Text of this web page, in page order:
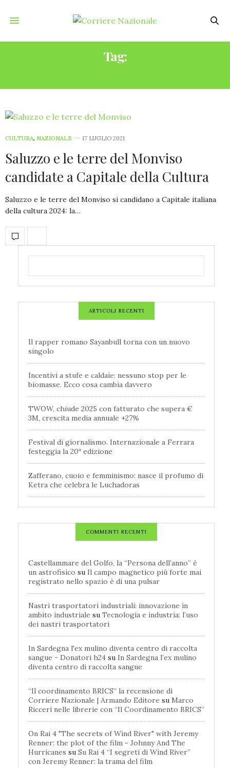
Tag:
CULTURA, NAZIONALE 17 LUGLIO 2021
Saluzzo e le terre del Monviso
candidate a Capitale della Cultura
Saluzzo e le terre del Monviso si candidano a Capitale italiana
della cultura 2024: la…
ARTICOLI RECENTI
Il rapper romano Sayanbull torna con un nuovo
singolo
Incentivi a stufe e caldaie: nessuno stop per le
biomasse. Ecco cosa cambia davvero
TWOW, chiude 2025 con fatturato che supera €
3M, crescita media annuale +27%
Festival di giornalismo. Internazionale a Ferrara
festeggia la 20ª edizione
Zafferano, cuoio e femminismo: nasce il profumo di
Ketra che celebra le Luchadoras
COMMENTI RECENTI
Castellammare del Golfo, la “Persona dell’anno” è
un astrofisico su Il campo magnetico più forte mai
registrato nello spazio è di una pulsar
Nastri trasportatori industriali: innovazione in
ambito industriale su Tecnologia e industria: l’uso
dei nastri trasportatori
In Sardegna l'ex mulino diventa centro di raccolta
sangue - Donatori h24 su In Sardegna l’ex mulino
diventa centro di raccolta sangue
“Il coordinamento BRICS” la recensione di
Corriere Nazionale | Armando Editore su Marco
Ricceri nelle librerie con “Il Coordinamento BRICS”
On Rai 4 "The secrets of Wind River" with Jeremy
Renner: the plot of the film - Johnny And The
Hurricanes su Su Rai 4 “I segreti di Wind River”
con Jeremy Renner: la trama del film